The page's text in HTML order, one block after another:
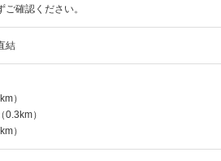
ご確認ください。
結
）
（0.3km）
）